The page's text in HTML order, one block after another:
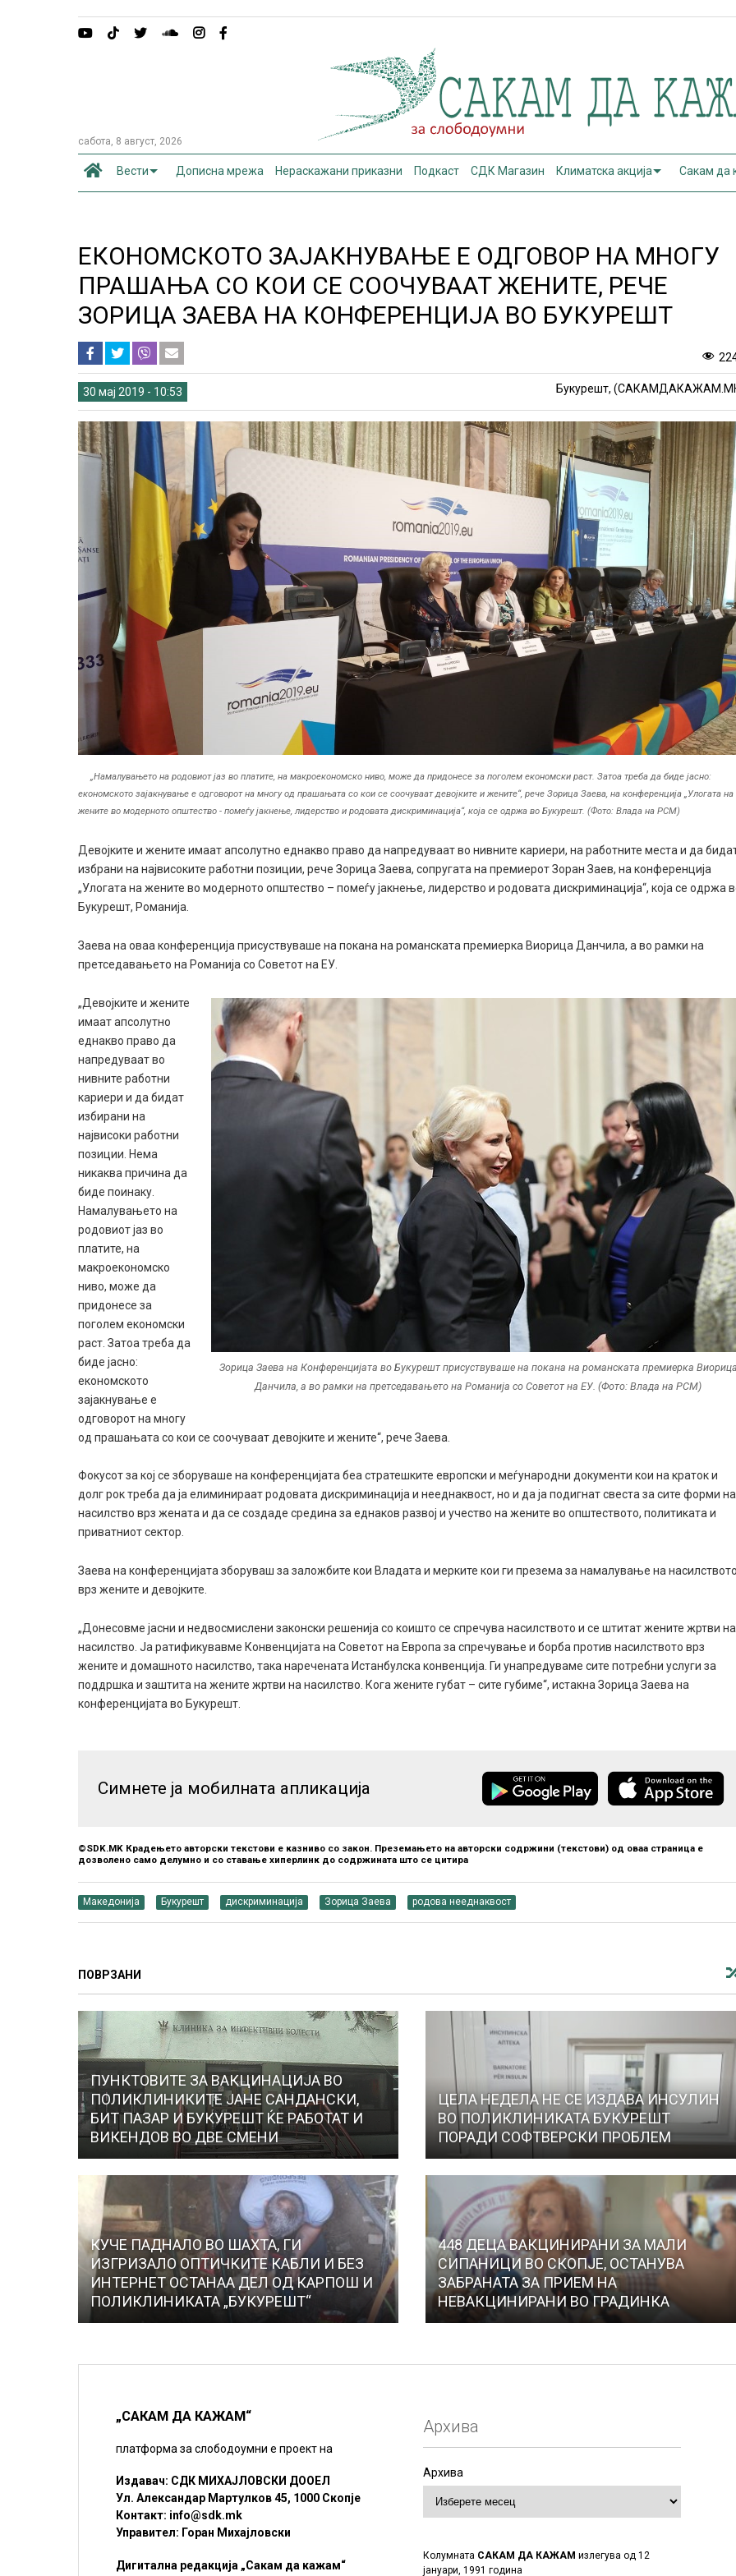
сабота, 8 август, 2026
Вести Дописна мрежа Нераскажани приказни Подкаст СДК Магазин Климатска акција Сакам да
ЕКОНОМСКОТО ЗАЈАКНУВАЊЕ Е ОДГОВОР НА МНОГУ
ПРАШАЊА СО КОИ СЕ СООЧУВААТ ЖЕНИТЕ, РЕЧЕ
ЗОРИЦА ЗАЕВА НА КОНФЕРЕНЦИЈА ВО БУКУРЕШТ
30 мај 2019 - 10:53 Букурешт,
„Намалувањето на родовиот јаз во платите, на макроекономско ниво, може да придонесе за поголем економски раст. Затоа треба да биде јасно:
економското зајакнување е одговорот на многу од прашањата со кои се соочуваат девојките и жените“, рече Зорица Заева, на конференција „Улогата на
жените во модерното општество - помеѓу јакнење, лидерство и родовата дискриминација“, која се одржа во Букурешт. (Фото: Влада на РСМ)
Девојките и жените имаат апсолутно еднакво право да напредуваат во нивните кариери, на работните места и да
избрани на највисоките работни позиции, рече Зoрица Заева, сопругата на премиерот Зоран Заев, на конференција
„Улогата на жените во модерното општество – помеѓу јакнење, лидерство и родовата дискриминација“, која се одржа
Букурешт, Романија.
Заева на оваа конференција присуствуваше на покана на романската премиерка Виорица Данчила, а во рамки на
претседавањето на Романија со Советот на ЕУ.
Зорица Заева на Конференцијата во Букурешт присуствуваше на покана на романската премиерка
Данчила, а во рамки на претседавањето на Романија со Советот на ЕУ. (Фото: Влада на РСМ)
„Девојките и жените
имаат апсолутно
еднакво право да
напредуваат во
нивните работни
кариери и да бидат
избирани на
највисоки работни
позиции. Нема
никаква причина да
биде поинаку.
Намалувањето на
родовиот јаз во
платите, на
макроекономско
ниво, може да
придонесе за
поголем економски
раст. Затоа треба да
биде јасно:
економското
зајакнување е
одговорот на многу
од прашањата со кои се соочуваат девојките и жените“, рече Заева.
Фокусот за кој се зборуваше на конференцијата беа стратешките европски и меѓународни документи кои на краток и
долг рок треба да ја елиминираат родовата дискриминација и нееднаквост, но и да ја подигнат свеста за сите форми на
насилство врз жената и да се создаде средина за еднаков развој и учество на жените во општеството, политиката и
приватниот сектор.
Заева на конференцијата зборуваш за заложбите кои Владата и мерките кои ги презема за намалување на
врз жените и девојките.
„Донесовме јасни и недвосмислени законски решенија со коишто се спречува насилството и се штитат жените жртви на
насилство. Ја ратификувавме Конвенцијата на Советот на Европа за спречување и борба против насилството врз
жените и домашното насилство, така наречената Истанбулска конвенција. Ги унапредуваме сите потребни услуги за
поддршка и заштита на жените жртви на насилство. Кога жените губат – сите губиме“, истакна Зорица Заева на
конференцијата во Букурешт.
Симнете ја мобилната апликација
©SDK.MK Крадењето авторски текстови е казниво со закон. Преземањето на авторски содржини (текстови) од оваа страница е
дозволено само делумно и со ставање хиперлинк до содржината што се цитира
Македонија Букурешт дискриминација Зорица Заева родова нееднаквост
ПОВРЗАНИ
ПУНКТОВИТЕ ЗА ВАКЦИНАЦИЈА ВО
ПОЛИКЛИНИКИТЕ ЈАНЕ САНДАНСКИ,
БИТ ПАЗАР И БУКУРЕШТ ЌЕ РАБОТАТ И
ВИКЕНДОВ ВО ДВЕ СМЕНИ
ЦЕЛА НЕДЕЛА НЕ СЕ ИЗДАВА ИНСУЛИН
ВО ПОЛИКЛИНИКАТА БУКУРЕШТ
ПОРАДИ СОФТВЕРСКИ ПРОБЛЕМ
КУЧЕ ПАДНАЛО ВО ШАХТА, ГИ
ИЗГРИЗАЛО ОПТИЧКИТЕ КАБЛИ И БЕЗ
ИНТЕРНЕТ ОСТАНАА ДЕЛ ОД КАРПОШ И
ПОЛИКЛИНИКАТА „БУКУРЕШТ“
448 ДЕЦА ВАКЦИНИРАНИ ЗА МАЛИ
СИПАНИЦИ ВО СКОПЈЕ, ОСТАНУВА
ЗАБРАНАТА ЗА ПРИЕМ НА
НЕВАКЦИНИРАНИ ВО ГРАДИНКА
„САКАМ ДА КАЖАМ“
платформа за слободоумни е проект на
Издавач: СДК МИХАЈЛОВСКИ ДООЕЛ
Ул. Александар Мартулков 45, 1000 Скопје
Контакт: info@sdk.mk
Управител: Горан Михајловски
Дигитална редакција „Сакам да кажам“
Архива
Архива
Колумната САКАМ ДА КАЖАМ излегува од 12
јануари, 1991 година